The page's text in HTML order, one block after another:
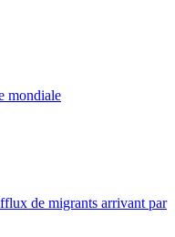
mondiale
de migrants arrivant par